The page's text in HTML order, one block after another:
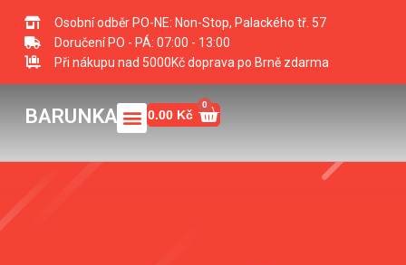
obsah
Osobní odběr PO-NE: Non-Stop, Palackého tř. 57
Doručení PO - PÁ: 07:00 - 13:00
Při nákupu nad 5000Kč doprava po Brně zdarma
BARUNKA Menu
0.00 Kč
0 Cart